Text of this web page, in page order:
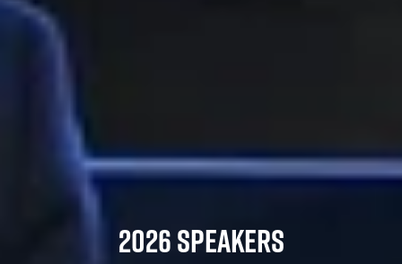
2026 SPEAKERS